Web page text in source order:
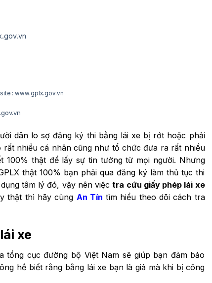
: www.gplx.gov.vn
dân lo sợ đăng ký thi bằng lái xe bị rớt hoặc phải
nhiều cá nhân cũng như tổ chức đưa ra rất nhiều
100% thật để lấy sự tin tưởng từ mọi người. Nhưng
thật 100% bạn phải qua đăng ký làm thủ tục thi
tâm lý đó, vậy nên việctra cứu giấy phép lái xe
thật thì hãy cùng An Tín tìm hiểu theo dõi cách tra
xe
cục đường bộ Việt Nam sẽ giúp bạn đảm bảo
hề biết rằng bằng lái xe bạn là giả mà khi bị công